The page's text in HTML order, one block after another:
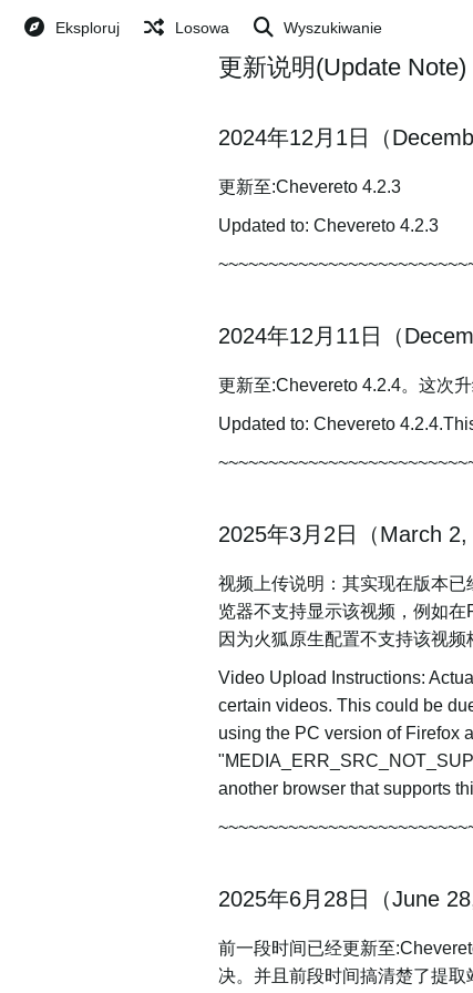
Eksploruj Losowa Wyszukiwanie
更新说明(Update Note)
2024年12月1日（
更新至:Chevereto 4.2.3
Updated to: Chevereto 4.2.3
2024年12月11日（
更新至:Chevereto 4.2.4。这次
Updated to: Chevereto
2025年3月2日（March 2,
视频上传说明：其实现在版本
览器不支持显示该视频，例如
因为火狐原生配置不支持该视
Video Upload Instructions:
certain videos. This could be
using the PC version of Firefox
another browser that supports
2025年6月28日（June
前一段时间已经更新至
决。并且前段时间搞清楚了提